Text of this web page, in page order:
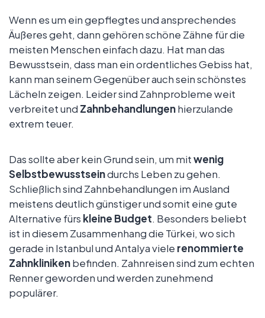
Wenn es um ein gepflegtes und ansprechendes
Äußeres geht, dann gehören schöne Zähne für die
meisten Menschen einfach dazu. Hat man das
Bewusstsein, dass man ein ordentliches Gebiss hat,
kann man seinem Gegenüber auch sein schönstes
Lächeln zeigen. Leider sind Zahnprobleme weit
verbreitet und Zahnbehandlungenhierzulande
extrem teuer.
Das sollte aber kein Grund sein, um mitwenig
Selbstbewusstseindurchs Leben zu gehen.
Schließlich sind Zahnbehandlungen im Ausland
meistens deutlich günstiger und somit eine gute
Alternative fürs kleine Budget. Besonders beliebt
ist in diesem Zusammenhang die Türkei, wo sich
gerade in Istanbul und Antalya viele renommierte
Zahnklinikenbefinden. Zahnreisen sind zum echten
Renner geworden und werden zunehmend
populärer.